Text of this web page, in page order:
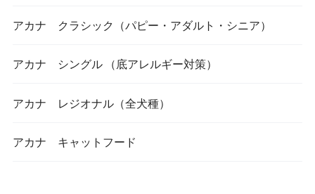
アカナ クラシック（パピー・アダルト・シニア）
アカナ シングル （底アレルギー対策）
アカナ レジオナル（全犬種）
アカナ キャットフード